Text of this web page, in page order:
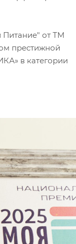
Питание" от ТМ
престижной
в категории